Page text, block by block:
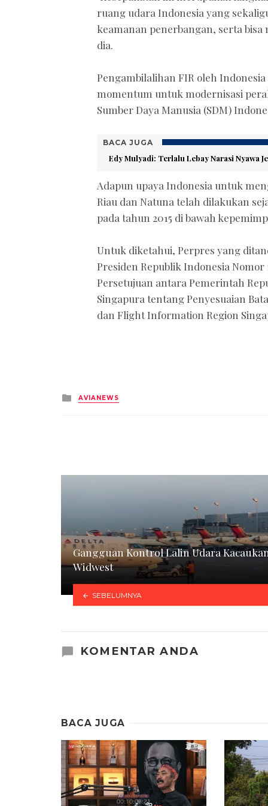
ruang udara Indonesia yang
keamanan penerbangan, serta
dia.
Pengambilalihan FIR oleh
momentum untuk modernisasi
Sumber Daya Manusia (SDM)
BACA JUGA
Edy Mulyadi: Terlalu Lebay Narasi Nyawa
Adapun upaya Indonesia untuk
Riau dan Natuna telah dilakukan
pada tahun 2015 di bawah
Untuk diketahui, Perpres yang
Presiden Republik Indonesia
Persetujuan antara Pemerintah
Singapura tentang Penyesuaian
dan Flight Information Region
Posted
in
AVIANEWS
Gangguan Kontrol Lalin Udara
Widwest
SEBELUMNYA
KOMENTAR ANDA
BACA JUGA